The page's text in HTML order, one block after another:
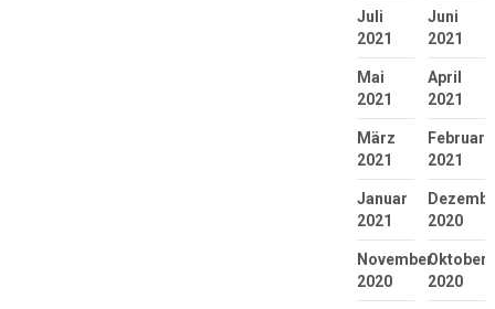
Juli
2021
Juni
2021
Mai
2021
April
2021
März
2021
Februar
2021
Januar
2021
2020
November
2020
Oktober
2020